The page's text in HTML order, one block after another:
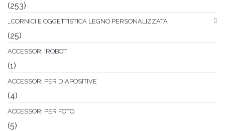
(253)
_CORNICI E OGGETTISTICA LEGNO PERSONALIZZATA
(25)
ACCESSORI IROBOT
(1)
ACCESSORI PER DIAPOSITIVE
(4)
ACCESSORI PER FOTO
(5)